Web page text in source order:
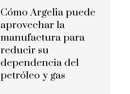
Cómo Argelia puede
aprovechar la
manufactura para
reducir su
dependencia del
petróleo y gas